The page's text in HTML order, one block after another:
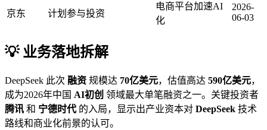
京东 计划参与投资
电商平台加速AI
化
2026-
06-03
💡 业务落地拆解
DeepSeek 此次 融资 规模达 70亿美元，估值高达 590亿美元，
成为2026年中国 AI初创 领域最大单笔融资之一。关键投资者
腾讯 和 宁德时代的入局，显示出产业资本对 DeepSeek 技术
路线和商业化前景的认可。